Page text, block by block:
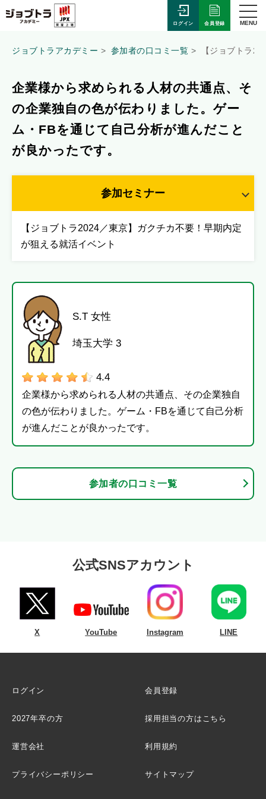
ログイン 会員登録 MENU
ジョブトラアカデミー 参加者の口コミ一覧 【ジョブトラ
企業様から求められる人材の共通点、そ
の企業独自の色が伝わりました。ゲー
ム・FBを通じて自己分析が進んだこと
が良かったです。
参加セミナー
【ジョブトラ2024／東京】ガクチカ不要！早期内定
が狙える就活イベント
S.T 女性
埼玉大学 3
4.4
企業様から求められる人材の共通点、その企業独自
の色が伝わりました。ゲーム・FBを通じて自己分析
が進んだことが良かったです。
参加者の口コミ一覧
公式SNSアカウント
X YouTube Instagram LINE
ログイン 会員登録
2027年卒の方 採用担当の方はこちら
運営会社 利用規約
プライバシーポリシー サイトマップ